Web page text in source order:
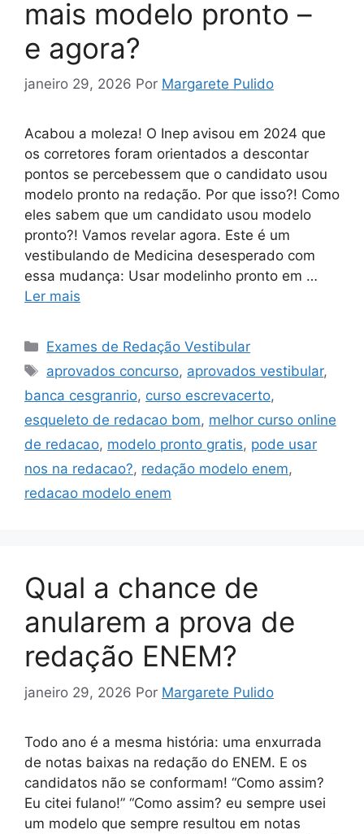
mais modelo pronto –
e agora?
janeiro 29, 2026 Por Margarete Pulido
Acabou a moleza! O Inep avisou em 2024 que
os corretores foram orientados a descontar
pontos se percebessem que o candidato usou
modelo pronto na redação. Por que isso?! Como
eles sabem que um candidato usou modelo
pronto?! Vamos revelar agora. Este é um
vestibulando de Medicina desesperado com
essa mudança: Usar modelinho pronto em …
Ler mais
Categorias
Exames de Redação Vestibular
Tags
aprovados concurso, aprovados vestibular,
banca cesgranrio, curso escrevacerto,
esqueleto de redacao bom, melhor curso online
de redacao, modelo pronto gratis, pode usar
nos na redacao?, redação modelo enem,
redacao modelo enem
Qual a chance de
anularem a prova de
redação ENEM?
janeiro 29, 2026 Por Margarete Pulido
Todo ano é a mesma história: uma enxurrada
de notas baixas na redação do ENEM. E os
candidatos não se conformam! “Como assim?
Eu citei fulano!” “Como assim? eu sempre usei
um modelo que sempre resultou em notas